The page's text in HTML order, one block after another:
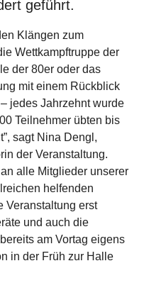
geführt.
Klängen zum
Wettkampftruppe der
der 80er oder das
mit einem Rückblick
jedes Jahrzehnt wurde
Teilnehmer übten bis
sagt Nina Dengl,
der Veranstaltung.
alle Mitglieder unserer
helfenden
Veranstaltung erst
und auch die
am Vortag eigens
in der Früh zur Halle